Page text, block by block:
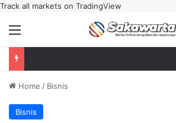
Track all markets on TradingView
Menu
Home / Bisnis
Bisnis